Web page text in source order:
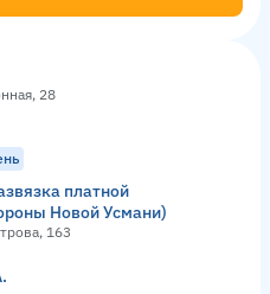
28
платной
Новой Усмани)
163